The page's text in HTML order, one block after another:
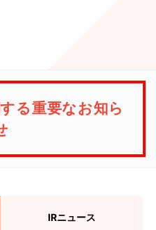
る重要なお知ら
IRニュース